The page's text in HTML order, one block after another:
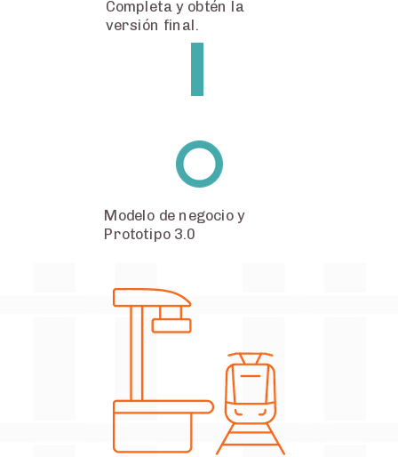
Completa y obtén la
versión final.
Modelo de negocio y
Prototipo 3.0